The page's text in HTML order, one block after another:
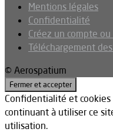
Mentions légales
Confidentialité
Créez un compte
Téléchargement
© Aerospatium
Confidentialité et cookies
continuant à utiliser ce
utilisation.